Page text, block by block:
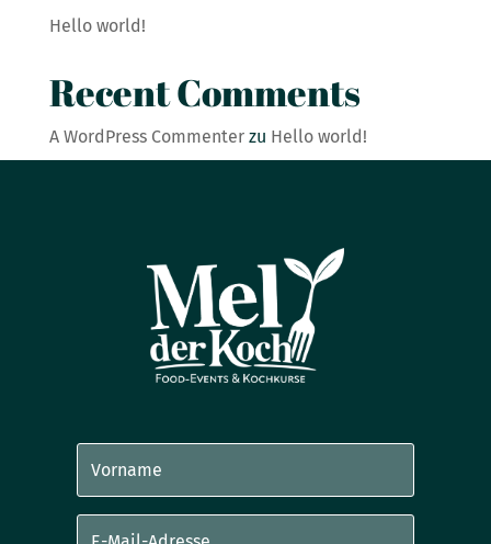
Hello world!
Recent Comments
A WordPress Commenterzu Hello world!